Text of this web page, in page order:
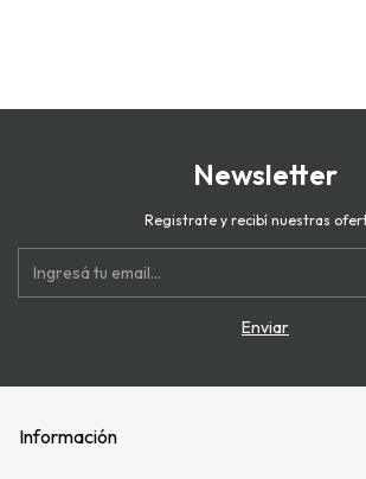
Newsletter
Registrate y recibí nuestras
Información